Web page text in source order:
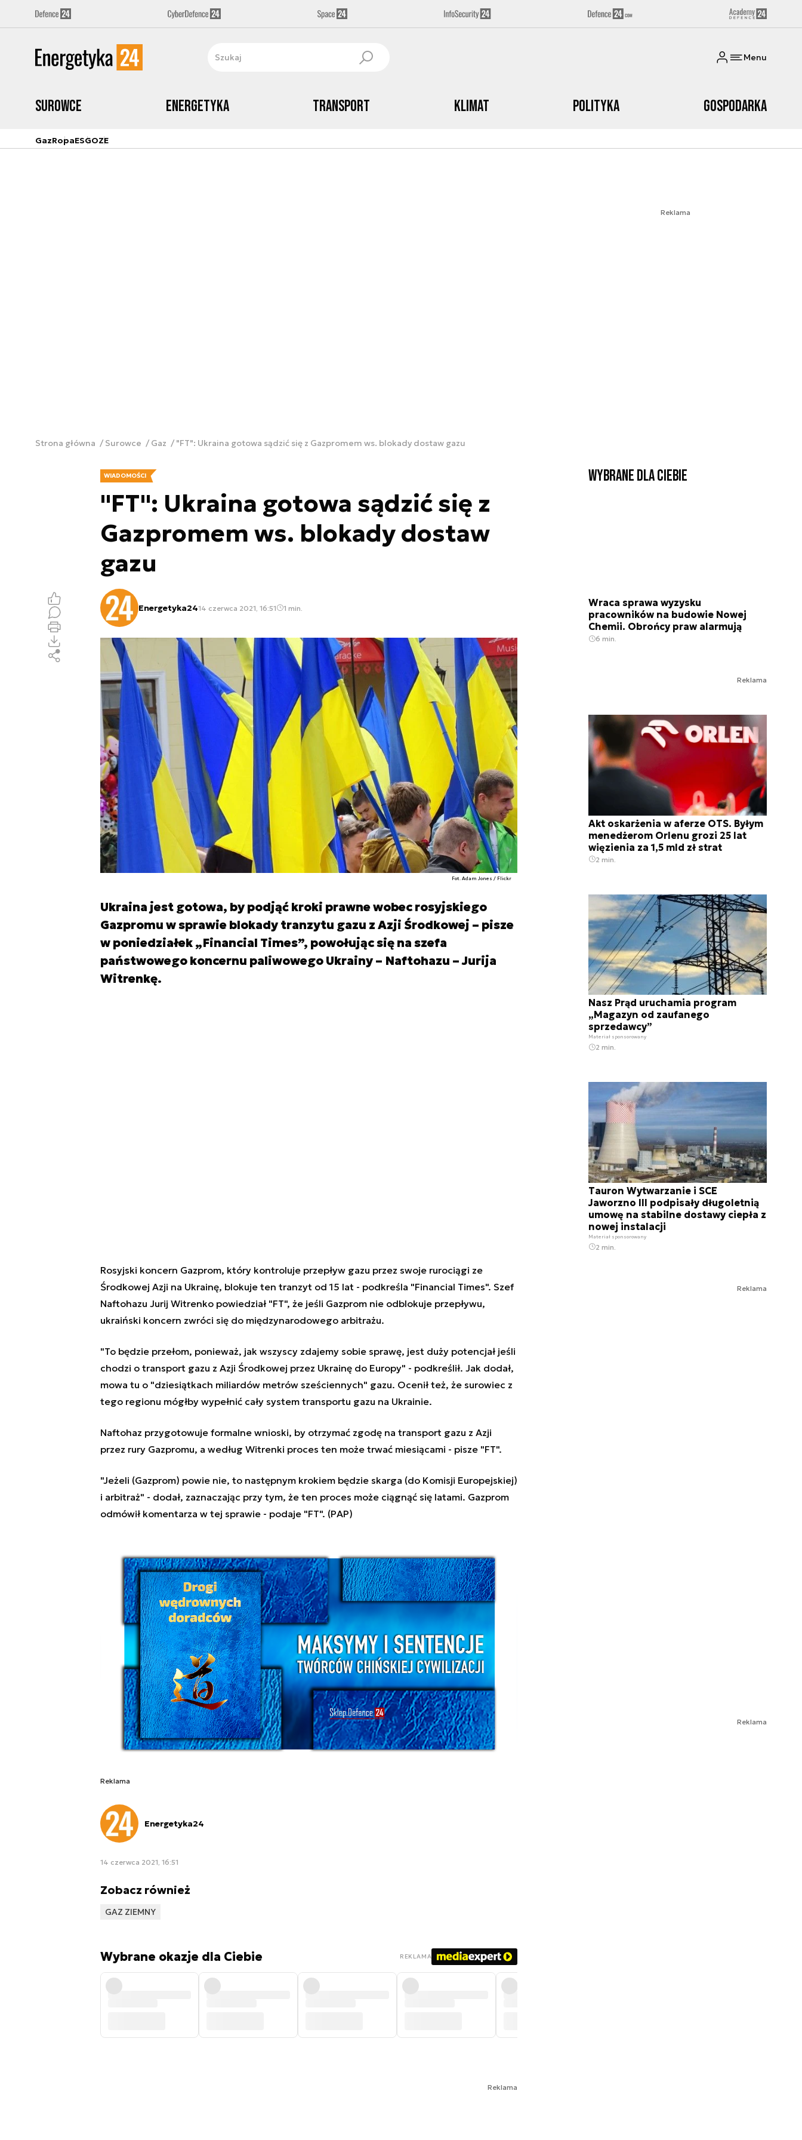
Menu
Surowce Energetyka Transport Klimat Polityka Gospodarka
GazRopaESGOZE
Reklama
Strona główna Surowce Gaz "FT": Ukraina gotowa sądzić się z Gazpromem ws. blokady dostaw gazu
WIADOMOŚCI
"FT": Ukraina gotowa sądzić się z
Gazpromem ws. blokady dostaw
gazu
Energetyka2414 czerwca 2021, 16:51 1 min.
Fot. Adam Jones / Flickr
Ukraina jest gotowa, by podjąć kroki prawne wobec rosyjskiego
Gazpromu w sprawie blokady tranzytu gazu z Azji Środkowej – pisze
w poniedziałek „Financial Times”, powołując się na szefa
państwowego koncernu paliwowego Ukrainy – Naftohazu – Jurija
Witrenkę.
Rosyjski koncern Gazprom, który kontroluje przepływ gazu przez swoje rurociągi ze
Środkowej Azji na Ukrainę, blokuje ten tranzyt od 15 lat - podkreśla "Financial Times". Szef
Naftohazu Jurij Witrenko powiedział "FT", że jeśli Gazprom nie odblokuje przepływu,
ukraiński koncern zwróci się do międzynarodowego arbitrażu.
"To będzie przełom, ponieważ, jak wszyscy zdajemy sobie sprawę, jest duży potencjał jeśli
chodzi o transport gazu z Azji Środkowej przez Ukrainę do Europy" - podkreślił. Jak dodał,
mowa tu o "dziesiątkach miliardów metrów sześciennych" gazu. Ocenił też, że surowiec z
tego regionu mógłby wypełnić cały system transportu gazu na Ukrainie.
Naftohaz przygotowuje formalne wnioski, by otrzymać zgodę na transport gazu z Azji
przez rury Gazpromu, a według Witrenki proces ten może trwać miesiącami - pisze "FT".
"Jeżeli (Gazprom) powie nie, to następnym krokiem będzie skarga (do Komisji Europejskiej)
i arbitraż" - dodał, zaznaczając przy tym, że ten proces może ciągnąć się latami. Gazprom
odmówił komentarza w tej sprawie - podaje "FT". (PAP)
Reklama
Energetyka24
14 czerwca 2021, 16:51
Zobacz również
GAZ ZIEMNY
Wybrane okazje dla Ciebie REKLAMA
Reklama
Wybrane dla Ciebie
Wraca sprawa wyzysku
pracowników na budowie Nowej
Chemii. Obrońcy praw alarmują
6 min.
Reklama
Akt oskarżenia w aferze OTS. Byłym
menedżerom Orlenu grozi 25 lat
więzienia za 1,5 mld zł strat
2 min.
Nasz Prąd uruchamia program
„Magazyn od zaufanego
sprzedawcy”
Materiał sponsorowany
2 min.
Tauron Wytwarzanie i SCE
Jaworzno III podpisały długoletnią
umowę na stabilne dostawy ciepła z
nowej instalacji
Materiał sponsorowany
2 min.
Reklama
Reklama